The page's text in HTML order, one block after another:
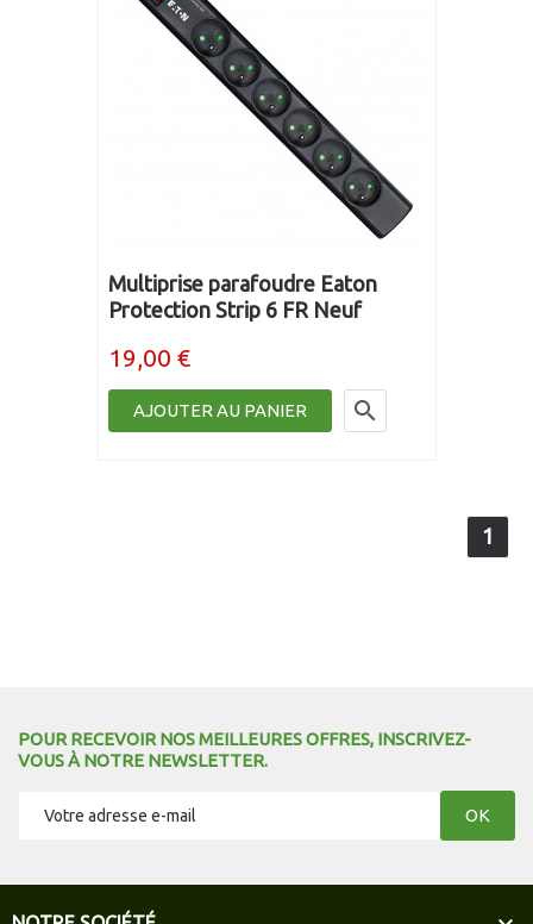
Multiprise parafoudre Eaton
Protection Strip 6 FR Neuf
19,00 €
AJOUTER AU PANIER 
1
POUR RECEVOIR NOS MEILLEURES OFFRES, INSCRIVEZ-
VOUS À NOTRE NEWSLETTER.